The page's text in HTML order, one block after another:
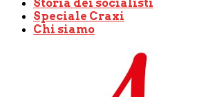
Storia dei socialisti
Speciale Craxi
Chi siamo